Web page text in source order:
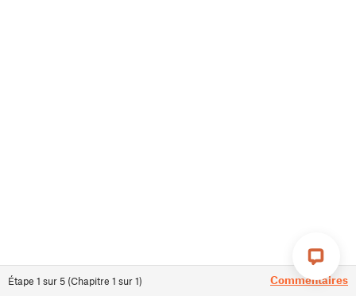
Étape 1 sur 5 (Chapitre 1 sur1) Commentaires